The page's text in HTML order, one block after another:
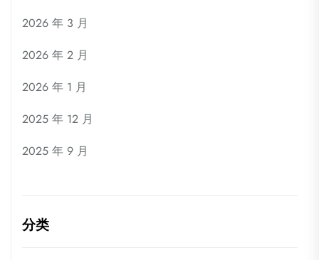
2026 年 3 月
2026 年 2 月
2026 年 1 月
2025 年 12 月
2025 年 9 月
分类